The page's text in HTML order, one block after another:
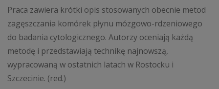
Praca zawiera krótki opis stosowanych obecnie metod
zagęszczania komórek płynu mózgowo-rdzeniowego
do badania cytologicznego. Autorzy oceniają każdą
metodę i przedstawiają technikę najnowszą,
wypracowaną w ostatnich latach w Rostocku i
Szczecinie. (red.)